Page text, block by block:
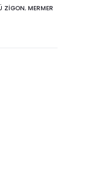
ZIGON, MERMER